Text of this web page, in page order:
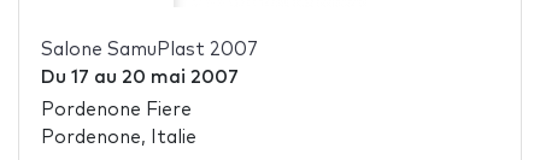
Salone SamuPlast 2007
Du 17 au 20 mai 2007
Pordenone Fiere
Pordenone, Italie